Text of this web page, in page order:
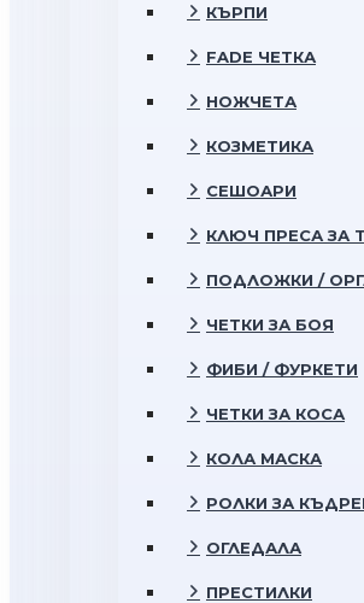
КЪРПИ
FADE ЧЕТКА
НОЖЧЕТА
КОЗМЕТИКА
СЕШОАРИ
КЛЮЧ ПРЕСА ЗА
ПОДЛОЖКИ /
ЧЕТКИ ЗА БОЯ
ФИБИ / ФУРКЕТИ
ЧЕТКИ ЗА КОСА
КОЛА МАСКА
РОЛКИ ЗА
ОГЛЕДАЛА
ПРЕСТИЛКИ